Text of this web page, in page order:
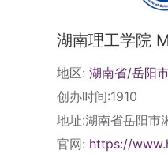
湖南理工学院
地区: 湖南省/岳阳
创办时间:1910
地址:湖南省岳阳市
官网: https://